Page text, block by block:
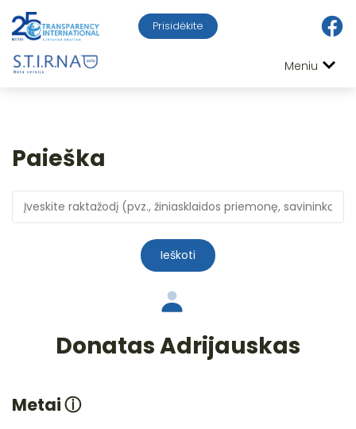
Prisidėkite
Meniu
Paieška
Ieškoti
Donatas Adrijauskas
Metaiⓘ